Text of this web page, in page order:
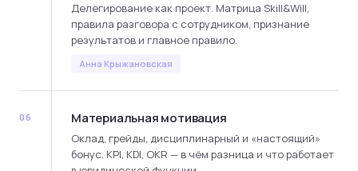
Делегирование как проект. Матрица Skill&Will,
правила разговора с сотрудником, признание
результатов и главное правило.
Анна Крыжановская
06 Материальная мотивация
Оклад, грейды, дисциплинарный и «настоящий»
бонус. KPI, KDI, OKR — в чём разница и что работает